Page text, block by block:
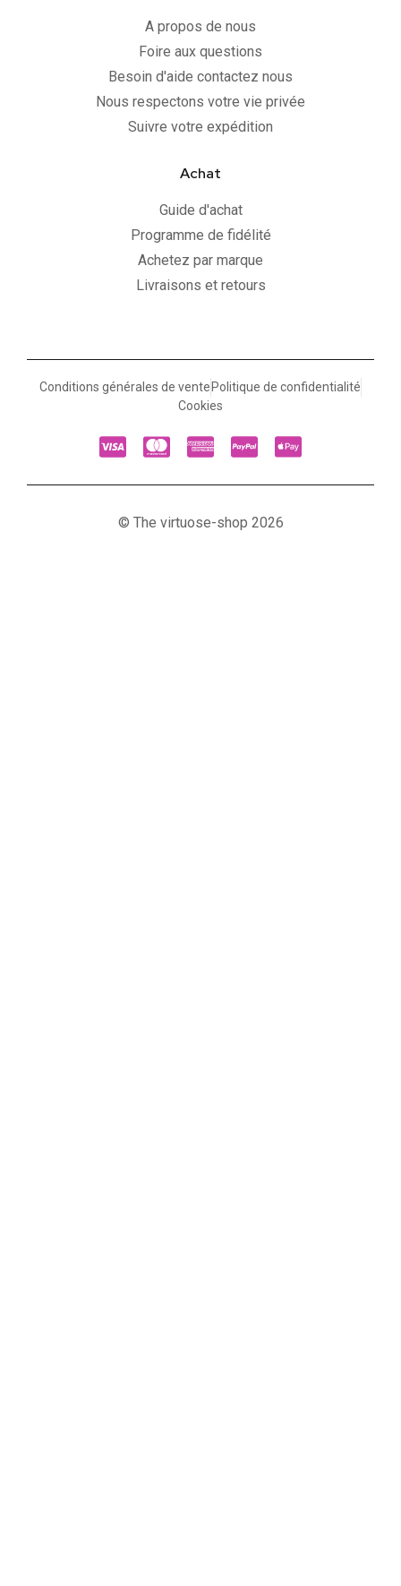
A propos de nous
Foire aux questions
Besoin d'aide contactez nous
Nous respectons votre vie privée
Suivre votre expédition
Achat
Guide d'achat
Programme de fidélité
Achetez par marque
Livraisons et retours
Conditions générales de vente Politique de confidentialité
Cookies
© The virtuose-shop 2026